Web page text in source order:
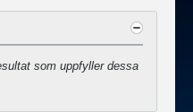
som uppfyller dessa